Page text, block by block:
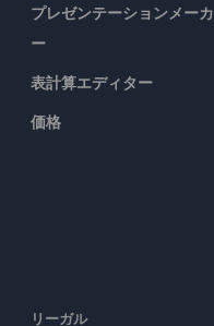
プレゼンテーションメーカ
ー
表計算エディター
価格
リーガル